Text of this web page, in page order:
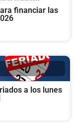
financiar las
a los lunes